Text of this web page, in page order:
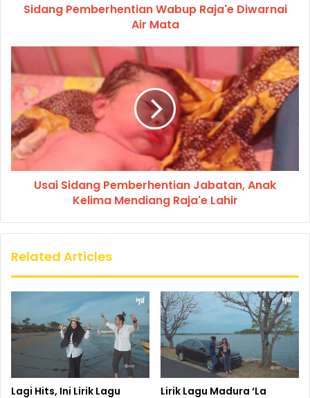
Sidang Pemberhentian Wabup Raja'e Diwarnai
Air Mata
Usai Sidang Pemberhentian Jabatan, Anak
Kelima Mendiang Raja'e Lahir
Related Articles
Lagi Hits, Ini Lirik Lagu
Lirik Lagu Madura ‘La